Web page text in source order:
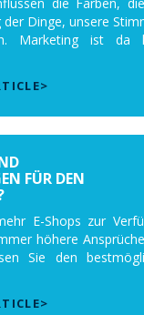
Dinge, unsere
Marketing ist da
FÜR DEN
E-Shops zur
höhere
Sie den